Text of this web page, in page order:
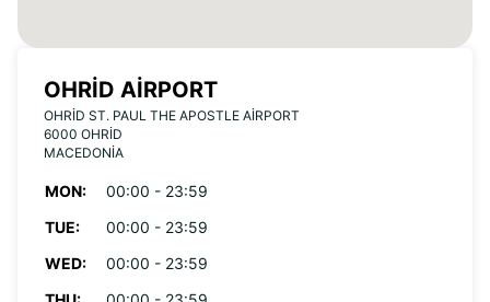
OHRID AIRPORT
OHRID ST. PAUL THE APOSTLE AIRPORT
6000 OHRID
MACEDONIA
MON:
00:00 - 23:59
TUE:
00:00 - 23:59
WED:
00:00 - 23:59